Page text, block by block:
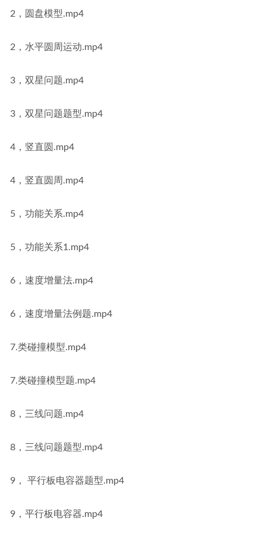
2，圆盘模型.mp4
2，水平圆周运动.mp4
3，双星问题.mp4
3，双星问题题型.mp4
4，竖直圆.mp4
4，竖直圆周.mp4
5，功能关系.mp4
5，功能关系1.mp4
6，速度增量法.mp4
6，速度增量法例题.mp4
7.类碰撞模型.mp4
7.类碰撞模型题.mp4
8，三线问题.mp4
8，三线问题题型.mp4
9， 平行板电容器题型.mp4
9，平行板电容器.mp4